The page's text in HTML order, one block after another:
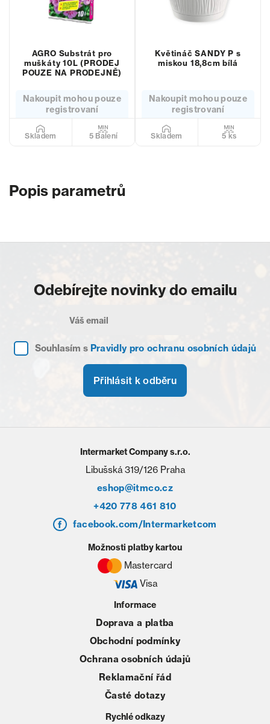
AGRO Substrát pro
muškáty 10L (PRODEJ
POUZE NA PRODEJNĚ)
Nakoupit mohou pouze
registrovaní
Skladem 5 Balení
Květináč SANDY P s
miskou 18,8cm bílá
Nakoupit mohou pouze
registrovaní
Skladem 5 ks
Popis parametrů
Odebírejte novinky do emailu
Souhlasím s Pravidly pro ochranu osobních údajů
Přihlásit k odběru
Intermarket Company s.r.o.
Libušská 319/126 Praha
eshop@itmco.cz
+420 778 461 810
facebook.com/Intermarketcom
Informace
Doprava a platba
Obchodní podmínky
Ochrana osobních údajů
Reklamační řád
Časté dotazy
Rychlé odkazy
Možnosti platby kartou
Mastercard
Visa